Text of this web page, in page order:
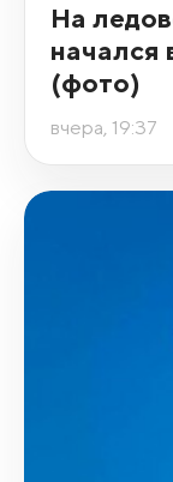
На
начался
(фото)
вчера, 19:37